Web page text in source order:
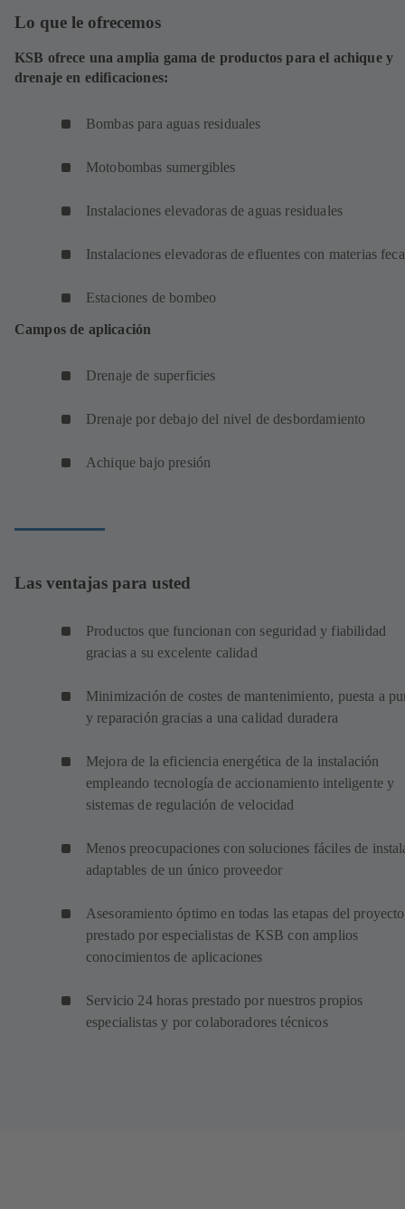
Lo que le ofrecemos
KSB ofrece una amplia gama de productos para el achique y
drenaje en edificaciones:
Bombas para aguas residuales
Motobombas sumergibles
Instalaciones elevadoras de aguas residuales
Instalaciones elevadoras de efluentes con materias
Estaciones de bombeo
Campos de aplicación
Drenaje de superficies
Drenaje por debajo del nivel de desbordamiento
Achique bajo presión
Las ventajas para usted
Productos que funcionan con seguridad y fiabilidad
gracias a su excelente calidad
Minimización de costes de mantenimiento, puesta a
y reparación gracias a una calidad duradera
Mejora de la eficiencia energética de la instalación
empleando tecnología de accionamiento inteligente y
sistemas de regulación de velocidad
Menos preocupaciones con soluciones fáciles de
adaptables de un único proveedor
Asesoramiento óptimo en todas las etapas del
prestado por especialistas de KSB con amplios
conocimientos de aplicaciones
Servicio 24 horas prestado por nuestros propios
especialistas y por colaboradores técnicos